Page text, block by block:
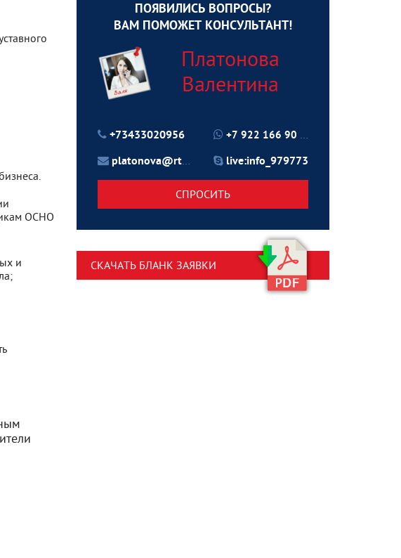
ОСНО
и
ПОЯВИЛИСЬ ВОПРОСЫ?
ВАМ ПОМОЖЕТ КОНСУЛЬТАНТ!
Платонова
Валентина
+73433020956
platonova@rtu24.ru
+7 922 166 90 70
live:info_979773
СПРОСИТЬ
СКАЧАТЬ БЛАНК ЗАЯВКИ